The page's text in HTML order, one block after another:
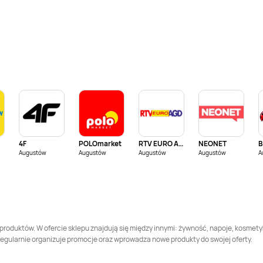
Kaufland Gorlice Kaufland
Gorzów
Kaufland Hajnówka Kaufland Hrubieszów
Kaufland Jarosław Kaufland Jasło
Kaufland Koło Kaufland Kołobrzeg
4F
Augustów
POLOmarket
Augustów
RTV EURO AGD
Augustów
NEONET
Augustów
W ofercie sklepu znajdują się między innymi: żywność, napoje,
organizuje promocje oraz wprowadza nowe produkty do swojej oferty.